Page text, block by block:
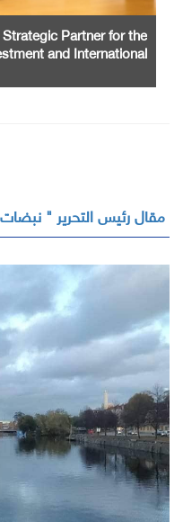
Partner for the
and International
مقال رئيس التحرير "